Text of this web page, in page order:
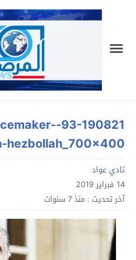
hezbollah_700x400
تادي عواد
14 فبراير 2019
آخر تحديث : منذ 7 سنوات